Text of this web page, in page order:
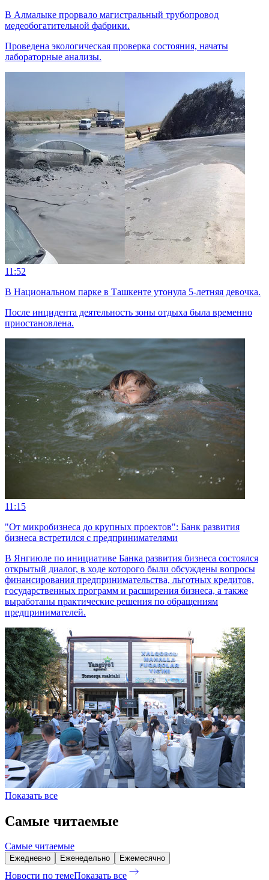
В Алмалыке прорвало магистральный трубопровод
медеобогатительной фабрики.
Проведена экологическая проверка состояния, начаты
лабораторные анализы.
11:52
В Национальном парке в Ташкенте утонула 5-летняя девочка.
После инцидента деятельность зоны отдыха была временно
приостановлена.
11:15
"От микробизнеса до крупных проектов": Банк развития
бизнеса встретился с предпринимателями
В Янгиюле по инициативе Банка развития бизнеса состоялся
открытый диалог, в ходе которого были обсуждены вопросы
финансирования предпринимательства, льготных кредитов,
государственных программ и расширения бизнеса, а также
выработаны практические решения по обращениям
предпринимателей.
Показать все
Самые читаемые
Самые читаемые
Ежедневно Еженедельно Ежемесячно
Новости по темеПоказать все